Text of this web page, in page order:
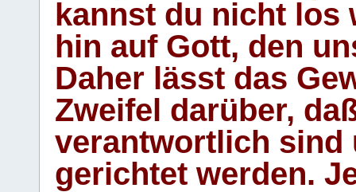
kannst du nicht los
hin auf Gott, den
Daher lässt das
Zweifel darüber,
verantwortlich sind
gerichtet werden.